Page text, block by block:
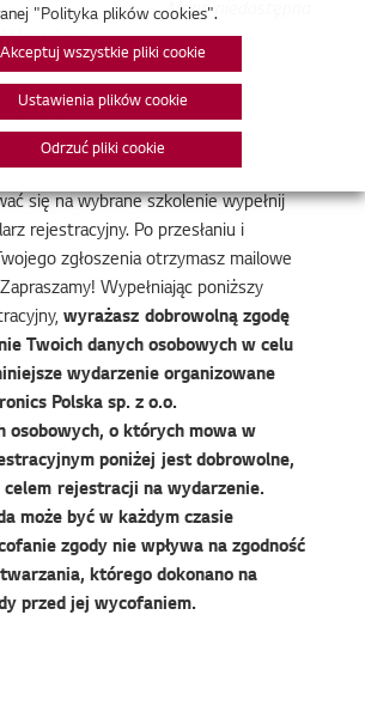
Mapa niedostępna
V Instalacje
się na wybrane szkolenie wypełnij
rejestracyjny. Po przesłaniu i
zgłoszenia otrzymasz mailowe
Wypełniając poniższy
wyrażasz dobrowolną zgodę
Twoich danych osobowych w celu
wydarzenie organizowane
Polska sp. z o.o.
osobowych, o których mowa w
poniżej jest dobrowolne,
celem rejestracji na wydarzenie.
może być w każdym czasie
zgody nie wpływa na zgodność
którego dokonano na
przed jej wycofaniem.
"Polityka plików cookies".
Akceptuj wszystkie pliki cookie
Ustawienia plików cookie
Odrzuć pliki cookie